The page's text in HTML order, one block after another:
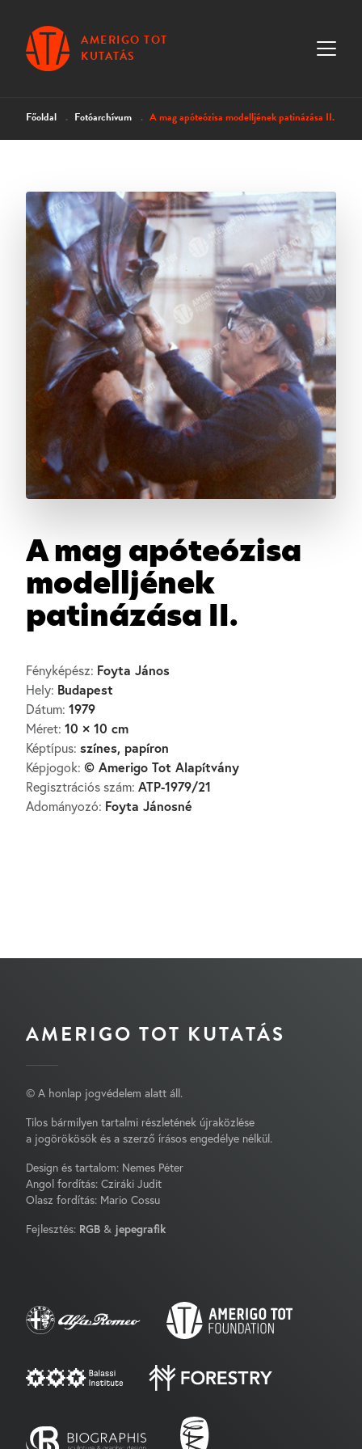
AMERIGO TOT
KUTATÁS
Főoldal Fotóarchívum A mag apóteózisa modelljének patinázása II.
A mag apóteózisa
modelljének
patinázása II.
Fényképész: Foyta János
Hely: Budapest
Dátum: 1979
Méret: 10 × 10 cm
Képtípus: színes, papíron
Képjogok: © Amerigo Tot Alapítvány
Regisztrációs szám: ATP-1979/21
Adományozó: Foyta Jánosné
AMERIGO TOT KUTATÁS
© A honlap jogvédelem alatt áll.
Tilos bármilyen tartalmi részletének újraközlése
a jogörökösök és a szerző írásos engedélye nélkül.
Design és tartalom: Nemes Péter
Angol fordítás: Cziráki Judit
Olasz fordítás: Mario Cossu
Fejlesztés: RGB & jepegrafik